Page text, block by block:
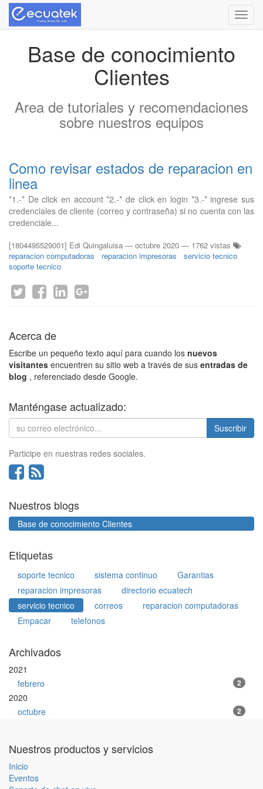
Menú
de
Base de conocimiento
Clientes
Area de tutoriales y recomendaciones
sobre nuestros equipos
Como revisar estados de reparacion en
linea
*1.-* De click en account *2.-* de click en login *3.-* ingrese sus
credenciales de cliente (correo y contraseña) si no cuenta con las
credenciale...
[1804495529001] Edi Quingaluisa — octubre 2020 — 1762 vistas
reparacion computadoras
reparacion impresoras
servicio tecnico
soporte tecnico
Acerca de
Escribe un pequeño texto aquí para cuando los nuevos
visitantes encuentren su sitio web a través de sus entradas de
blog , referenciado desde Google.
Manténgase actualizado:
Suscribir
Participe en nuestras redes sociales.
Nuestros blogs
Base de conocimiento Clientes
Etiquetas
soporte tecnico sistema continuo
Garantias
reparacion impresoras
directorio ecuatech
servicio tecnico
correos
reparacion computadoras
Empacar
telefonos
Archivados
2021
febrero
2
2020
octubre
2
Nuestros productos y servicios
Inicio
Eventos